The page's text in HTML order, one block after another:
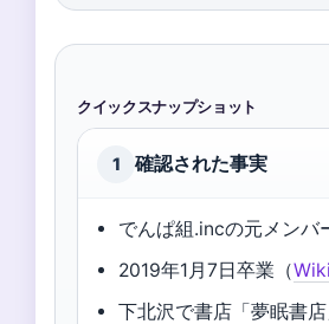
クイックスナップショット
1 確認された事実
でんぱ組.incの元メンバ
2019年1月7日卒業（
下北沢で書店「夢眠書